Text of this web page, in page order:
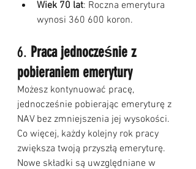
Wiek 70 lat: Roczna emerytura
wynosi 360 600 koron.
6. Praca jednocześnie z
pobieraniem emerytury
Możesz kontynuować pracę,
jednocześnie pobierając emeryturę z
NAV bez zmniejszenia jej wysokości.
Co więcej, każdy kolejny rok pracy
zwiększa twoją przyszłą emeryturę.
Nowe składki są uwzględniane w